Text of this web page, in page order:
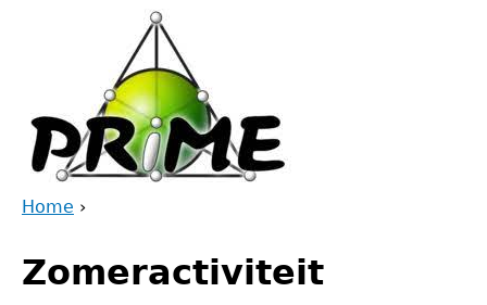
are
Home ›
to
top
Zomeractiviteit